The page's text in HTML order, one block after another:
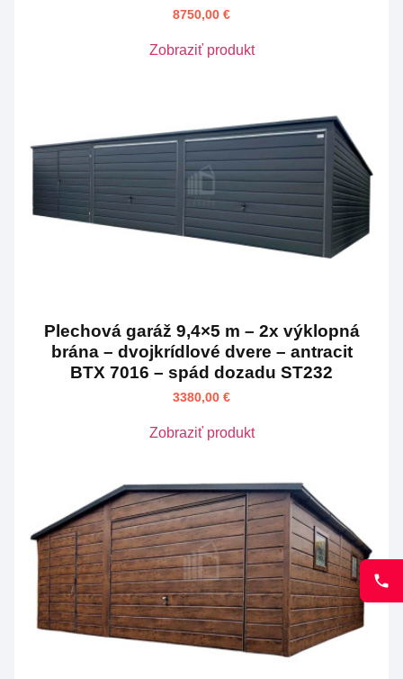
8750,00 €
Zobraziť produkt
Plechová garáž 9,4×5 m – 2x výklopná
brána – dvojkrídlové dvere – antracit
BTX 7016 – spád dozadu ST232
3380,00 €
Zobraziť produkt